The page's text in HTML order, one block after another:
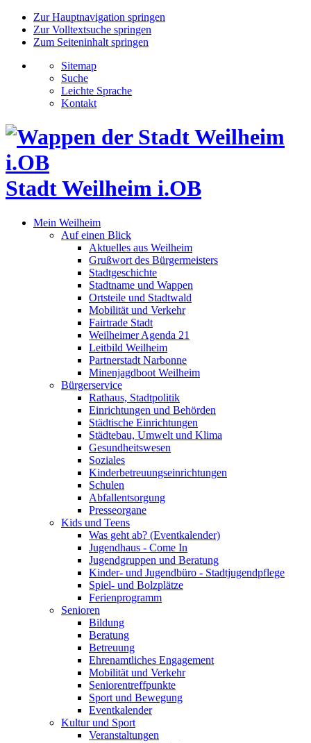
Zur Hauptnavigation springen
Zur Volltextsuche springen
Zum Seiteninhalt springen
Sitemap
Suche
Leichte Sprache
Kontakt
Stadt Weilheim i.OB
Mein Weilheim
Auf einen Blick
Aktuelles aus Weilheim
Grußwort des Bürgermeisters
Stadtgeschichte
Stadtname und Wappen
Ortsteile und Stadtwald
Mobilität und Verkehr
Fairtrade Stadt
Weilheimer Agenda 21
Leitbild Weilheim
Partnerstadt Narbonne
Minenjagdboot Weilheim
Bürgerservice
Rathaus, Stadtpolitik
Einrichtungen und Behörden
Städtische Einrichtungen
Städtebau, Umwelt und Klima
Gesundheitswesen
Soziales
Kinderbetreuungseinrichtungen
Schulen
Abfallentsorgung
Presseorgane
Kids und Teens
Was geht ab? (Eventkalender)
Jugendhaus - Come In
Jugendgruppen und Beratung
Kinder- und Jugendbüro - Stadtjugendpflege
Spiel- und Bolzplätze
Ferienprogramm
Senioren
Bildung
Beratung
Betreuung
Ehrenamtliches Engagement
Mobilität und Verkehr
Seniorentreffpunkte
Sport und Bewegung
Eventkalender
Kultur und Sport
Veranstaltungen